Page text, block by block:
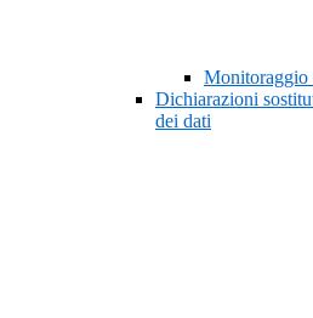
Monitoraggio
Dichiarazioni
dei dati